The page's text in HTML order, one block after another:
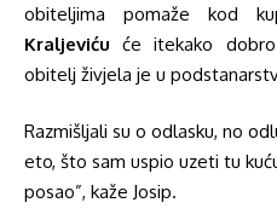
obiteljima pomaže kod
Kraljeviću će itekako
obitelj živjela je u
Razmišljali su o odlasku, no
eto, što sam uspio uzeti tu
posao”, kaže Josip.